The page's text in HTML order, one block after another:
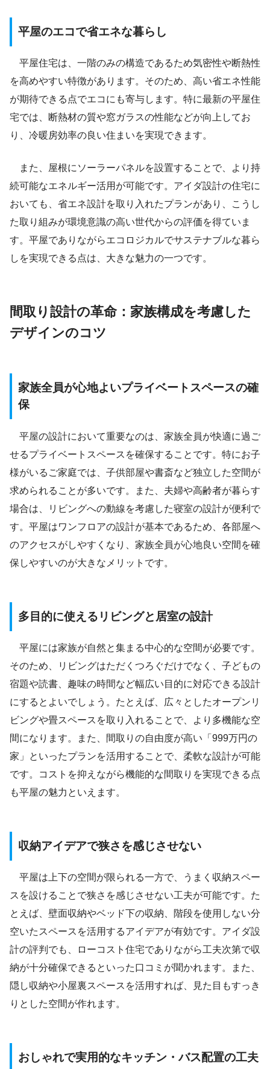
平屋のエコで省エネな暮らし
平屋住宅は、一階のみの構造であるため気密性や断熱性
を高めやすい特徴があります。そのため、高い省エネ性能
が期待できる点でエコにも寄与します。特に最新の平屋住
宅では、断熱材の質や窓ガラスの性能などが向上してお
り、冷暖房効率の良い住まいを実現できます。
また、屋根にソーラーパネルを設置することで、より持
続可能なエネルギー活用が可能です。アイダ設計の住宅に
おいても、省エネ設計を取り入れたプランがあり、こうし
た取り組みが環境意識の高い世代からの評価を得ていま
す。平屋でありながらエコロジカルでサステナブルな暮ら
しを実現できる点は、大きな魅力の一つです。
間取り設計の革命：家族構成を考慮した
デザインのコツ
家族全員が心地よいプライベートスペースの確
保
平屋の設計において重要なのは、家族全員が快適に過ご
せるプライベートスペースを確保することです。特にお子
様がいるご家庭では、子供部屋や書斎など独立した空間が
求められることが多いです。また、夫婦や高齢者が暮らす
場合は、リビングへの動線を考慮した寝室の設計が便利で
す。平屋はワンフロアの設計が基本であるため、各部屋へ
のアクセスがしやすくなり、家族全員が心地良い空間を確
保しやすいのが大きなメリットです。
多目的に使えるリビングと居室の設計
平屋には家族が自然と集まる中心的な空間が必要です。
そのため、リビングはただくつろぐだけでなく、子どもの
宿題や読書、趣味の時間など幅広い目的に対応できる設計
にするとよいでしょう。たとえば、広々としたオープンリ
ビングや畳スペースを取り入れることで、より多機能な空
間になります。また、間取りの自由度が高い「999万円の
家」といったプランを活用することで、柔軟な設計が可能
です。コストを抑えながら機能的な間取りを実現できる点
も平屋の魅力といえます。
収納アイデアで狭さを感じさせない
平屋は上下の空間が限られる一方で、うまく収納スペー
スを設けることで狭さを感じさせない工夫が可能です。た
とえば、壁面収納やベッド下の収納、階段を使用しない分
空いたスペースを活用するアイデアが有効です。アイダ設
計の評判でも、ローコスト住宅でありながら工夫次第で収
納が十分確保できるといった口コミが聞かれます。また、
隠し収納や小屋裏スペースを活用すれば、見た目もすっき
りとした空間が作れます。
おしゃれで実用的なキッチン・バス配置の工夫